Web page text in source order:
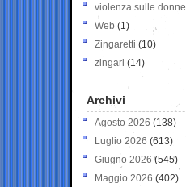
violenza sulle donne
Web (1)
Zingaretti (10)
zingari (14)
Archivi
Agosto 2026 (138)
Luglio 2026 (613)
Giugno 2026 (545)
Maggio 2026 (402)